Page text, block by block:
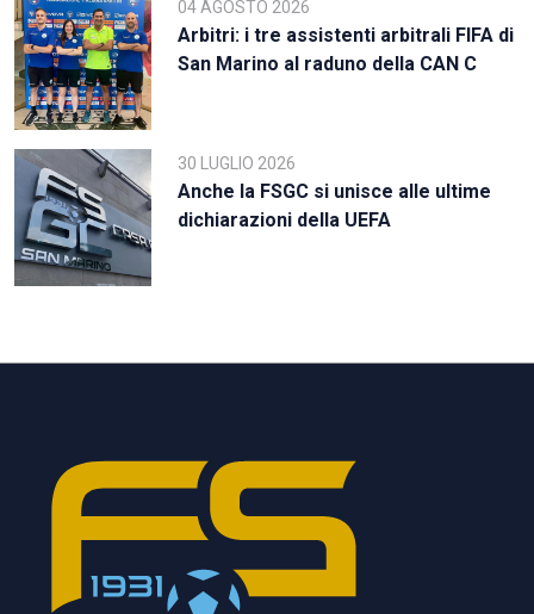
04 AGOSTO 2026
Arbitri: i tre assistenti arbitrali FIFA di
San Marino al raduno della CAN C
30 LUGLIO 2026
Anche la FSGC si unisce alle ultime
dichiarazioni della UEFA